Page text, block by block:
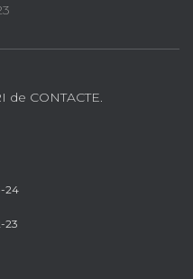
de CONTACTE.
24
23